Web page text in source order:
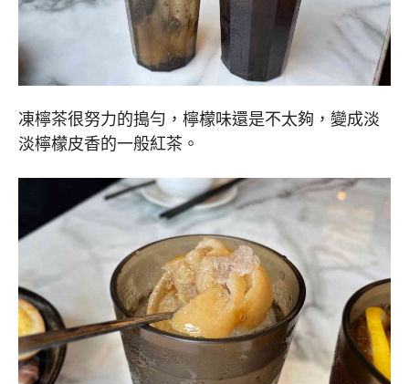
凍檸茶很努力的搗勻，檸檬味還是不太夠，變成淡
淡檸檬皮香的一般紅茶。